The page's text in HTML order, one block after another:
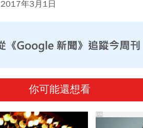
2017年3月1日
你可能還想看
PR